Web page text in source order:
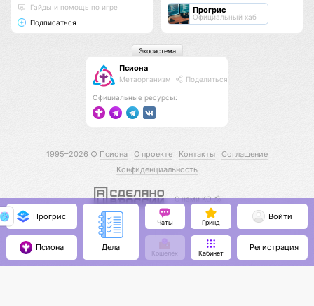
Гайды и помощь по игре
Подписаться
Прогрис
Официальный хаб
Псиона
Метаорганизм Поделиться
Официальные ресурсы:
Экосистема
1995–2026 © Псиона О проекте Контакты
Соглашение
Конфиденциальность
С нами КО 🕉️
Прогрис
Псиона Дела
Чаты Гринд
Кошелёк Кабинет
Войти
Регистрация